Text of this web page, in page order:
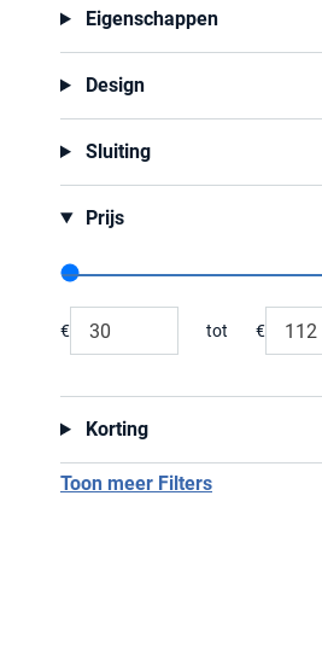
Eigenschappen
Design
Sluiting
Prijs
Range slider min value
Range slider max value
€
tot
€
Korting
Toon meer Filters